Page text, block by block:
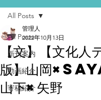
All Posts
新刊案内
動画紹介
寄稿紹介
All Posts
【文】【文化人
版】山岡
山下×矢野
管理人
2022年10月13日